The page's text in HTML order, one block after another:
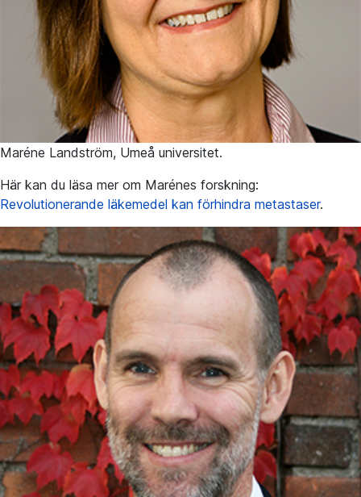
Maréne Landström, Umeå universitet.
Här kan du läsa mer om Marénes forskning:
Revolutionerande läkemedel kan förhindra metastaser.